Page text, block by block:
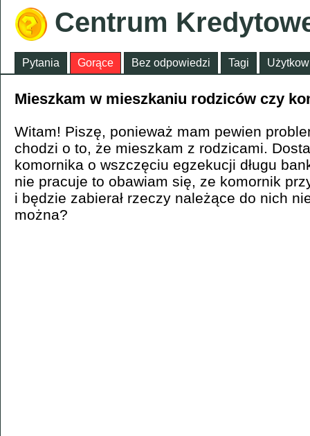
Centrum
Pytania Gorące Bez odpowiedzi Tagi
Mieszkam w mieszkaniu rodziców czy
Witam! Piszę, ponieważ mam pewien
chodzi o to, że mieszkam z rodzicami.
komornika o wszczęciu egzekucji długu
nie pracuje to obawiam się, ze komornik
i będzie zabierał rzeczy należące do nich
można?